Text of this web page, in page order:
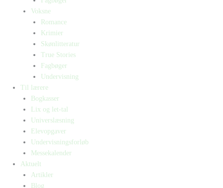
Voksne
Romance
Krimier
Skønlitteratur
True Stories
Fagbøger
Undervisning
Til lærere
Bogkasser
Lix og let-tal
Universlæsning
Elevopgaver
Undervisningsforløb
Messekalender
Aktuelt
Artikler
Blog